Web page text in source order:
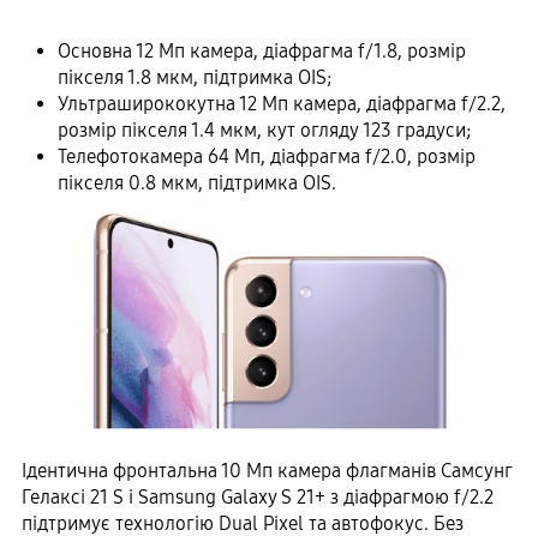
Основна 12 Мп камера, діафрагма f/1.8, розмір
пікселя 1.8 мкм, підтримка OIS;
Ультраширококутна 12 Мп камера, діафрагма f/2.2,
розмір пікселя 1.4 мкм, кут огляду 123 градуси;
Телефотокамера 64 Мп, діафрагма f/2.0, розмір
пікселя 0.8 мкм, підтримка OIS.
Ідентична фронтальна 10 Мп камера флагманів Самсунг
Гелаксі 21 S і Samsung Galaxy S 21+ з діафрагмою f/2.2
підтримує технологію Dual Pixel та автофокус. Без